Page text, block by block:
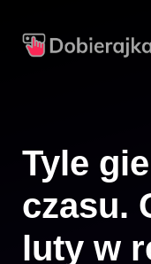
Tyle
czasu.
luty w